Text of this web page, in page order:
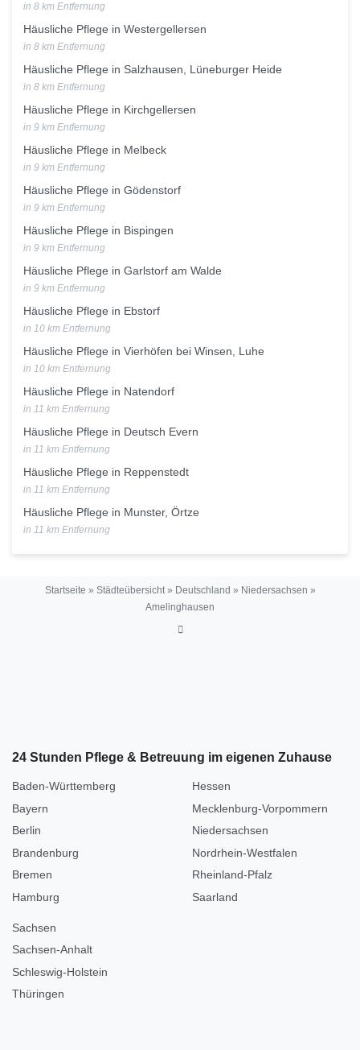
in 8 km Entfernung
Häusliche Pflege in Westergellersen
in 8 km Entfernung
Häusliche Pflege in Salzhausen, Lüneburger Heide
in 8 km Entfernung
Häusliche Pflege in Kirchgellersen
in 9 km Entfernung
Häusliche Pflege in Melbeck
in 9 km Entfernung
Häusliche Pflege in Gödenstorf
in 9 km Entfernung
Häusliche Pflege in Bispingen
in 9 km Entfernung
Häusliche Pflege in Garlstorf am Walde
in 9 km Entfernung
Häusliche Pflege in Ebstorf
in 10 km Entfernung
Häusliche Pflege in Vierhöfen bei Winsen, Luhe
in 10 km Entfernung
Häusliche Pflege in Natendorf
in 11 km Entfernung
Häusliche Pflege in Deutsch Evern
in 11 km Entfernung
Häusliche Pflege in Reppenstedt
in 11 km Entfernung
Häusliche Pflege in Munster, Örtze
in 11 km Entfernung
Startseite » Städteübersicht» Deutschland » Niedersachsen »
Amelinghausen
24 Stunden Pflege & Betreuung im eigenen Zuhause
Baden-Württemberg
Bayern
Berlin
Brandenburg
Bremen
Hamburg
Hessen
Mecklenburg-Vorpommern
Niedersachsen
Nordrhein-Westfalen
Rheinland-Pfalz
Saarland
Sachsen
Sachsen-Anhalt
Schleswig-Holstein
Thüringen